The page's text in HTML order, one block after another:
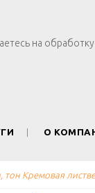
на
О
Кремовая